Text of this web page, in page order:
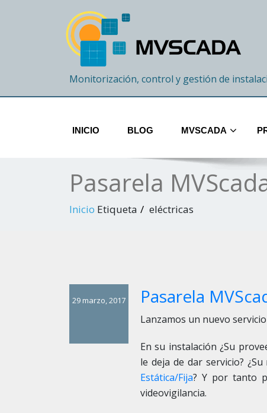
Monitorización, control y gestión de
INICIO BLOG MVSCADA
Pasarela
Inicio Etiqueta eléctricas
29 marzo, 2017 Pasarela
Lanzamos un nuevo
En su instalación ¿Su
le deja de dar servicio?
Estática/Fija? Y por tanto
videovigilancia.